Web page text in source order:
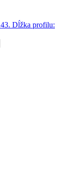
Dĺžka profilu: